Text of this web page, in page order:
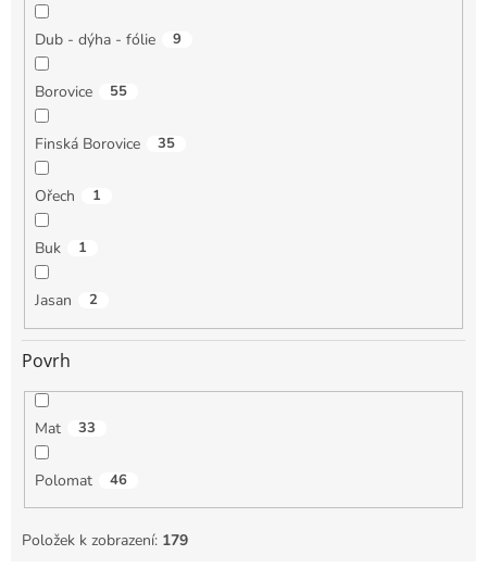
Dub - dýha - fólie 9
Borovice 55
Finská Borovice 35
Ořech 1
Buk 1
Jasan 2
Povrh
Mat 33
Polomat 46
Položek k zobrazení: 179